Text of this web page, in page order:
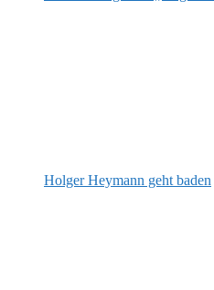
Holger Heymann geht baden